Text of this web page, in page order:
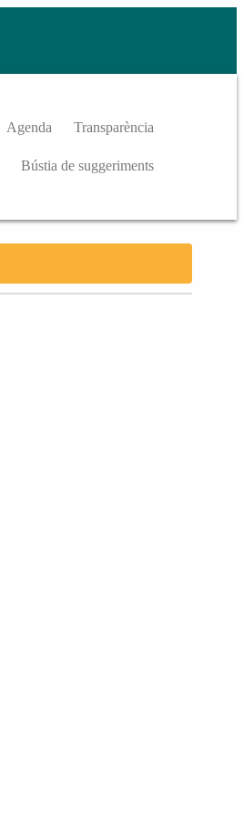
Agenda Transparència
Bústia de suggeriments